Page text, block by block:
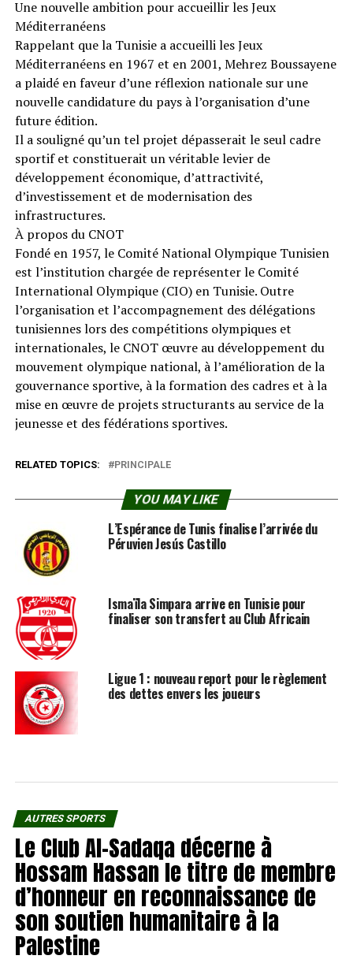
Une nouvelle ambition pour accueillir les Jeux
Méditerranéens
Rappelant que la Tunisie a accueilli les Jeux
Méditerranéens en 1967 et en 2001, Mehrez Boussayene
a plaidé en faveur d’une réflexion nationale sur une
nouvelle candidature du pays à l’organisation d’une
future édition.
Il a souligné qu’un tel projet dépasserait le seul cadre
sportif et constituerait un véritable levier de
développement économique, d’attractivité,
d’investissement et de modernisation des
infrastructures.
À propos du CNOT
Fondé en 1957, le Comité National Olympique Tunisien
est l’institution chargée de représenter le Comité
International Olympique (CIO) en Tunisie. Outre
l’organisation et l’accompagnement des délégations
tunisiennes lors des compétitions olympiques et
internationales, le CNOT œuvre au développement du
mouvement olympique national, à l’amélioration de la
gouvernance sportive, à la formation des cadres et à la
mise en œuvre de projets structurants au service de la
jeunesse et des fédérations sportives.
RELATED TOPICS: PRINCIPALE
YOU MAY LIKE
L’Espérance de Tunis finalise l’arrivée du
Péruvien Jesús Castillo
Ismaïla Simpara arrive en Tunisie pour
finaliser son transfert au Club Africain
Ligue 1 : nouveau report pour le règlement
des dettes envers les joueurs
AUTRES SPORTS
Le Club Al-Sadaqa décerne à
Hossam Hassan le titre de membre
d’honneur en reconnaissance de
son soutien humanitaire à la
Palestine